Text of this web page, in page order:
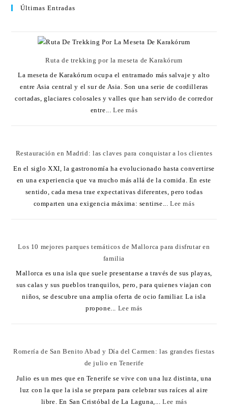
Últimas Entradas
Ruta de trekking por la meseta de Karakórum
La meseta de Karakórum ocupa el entramado más salvaje y alto
entre Asia central y el sur de Asia. Son una serie de cordilleras
cortadas, glaciares colosales y valles que han servido de corredor
entre...Lee más
Restauración en Madrid: las claves para conquistar a los clientes
En el siglo XXI, la gastronomía ha evolucionado hasta convertirse
en una experiencia que va mucho más allá de la comida. En este
sentido, cada mesa trae expectativas diferentes, pero todas
comparten una exigencia máxima: sentirse...Lee más
Los 10 mejores parques temáticos de Mallorca para disfrutar en
familia
Mallorca es una isla que suele presentarse a través de sus playas,
sus calas y sus pueblos tranquilos, pero, para quienes viajan con
niños, se descubre una amplia oferta de ocio familiar. La isla
propone... Lee más
Romería de San Benito Abad y Día del Carmen: las grandes fiestas
de julio en Tenerife
Julio es un mes que en Tenerife se vive con una luz distinta, una
luz con la que la isla se prepara para celebrar sus raíces al aire
libre. En San Cristóbal de La Laguna,...Lee más